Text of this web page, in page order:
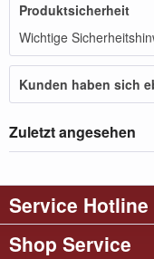
Produktsicherheit
Wichtige
Kunden haben sich
Zuletzt angesehen
Service Hotline
Shop Service